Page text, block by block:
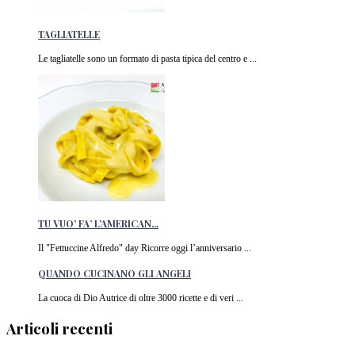
TAGLIATELLE
Le tagliatelle sono un formato di pasta tipica del centro e ...
TU VUO’ FA’ L’AMERICAN...
Il "Fettuccine Alfredo" day Ricorre oggi l’anniversario ...
QUANDO CUCINANO GLI ANGELI
La cuoca di Dio Autrice di oltre 3000 ricette e di veri ...
Articoli recenti